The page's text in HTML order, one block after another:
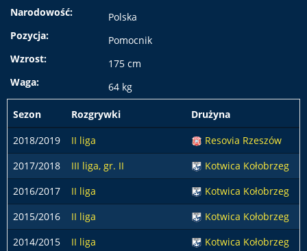
Narodowość:
Polska
Pozycja:
Pomocnik
Wzrost:
175 cm
Waga:
64 kg
Sezon Rozgrywki Drużyna
2018/2019
II liga
Resovia Rzeszów
2017/2018
III liga, gr. II
Kotwica Kołobrzeg
2016/2017
II liga
Kotwica Kołobrzeg
2015/2016
II liga
Kotwica Kołobrzeg
2014/2015
II liga
Kotwica Kołobrzeg